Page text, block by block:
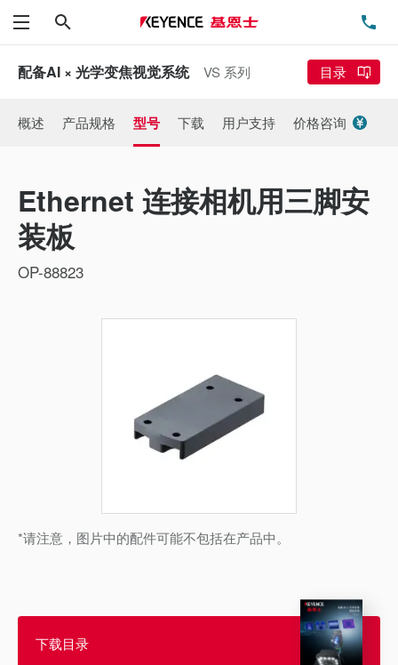
菜单
配备AI × 光学变焦视觉系统 VS 系列 目录
概述 产品规格 型号 下载 用户支持 价格咨询
Ethernet 连接相机用三脚安
装板
OP-88823
*请注意，图片中的配件可能不包括在产品中。
下载目录